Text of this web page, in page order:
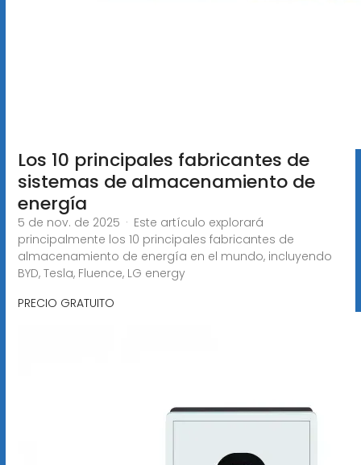
Los 10 principales fabricantes de
sistemas de almacenamiento de
energía
5 de nov. de 2025 · Este artículo explorará
principalmente los 10 principales fabricantes de
almacenamiento de energía en el mundo, incluyendo
BYD, Tesla, Fluence, LG energy
PRECIO GRATUITO